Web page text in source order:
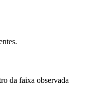
da faixa observada